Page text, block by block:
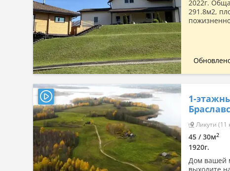
2022г.
291.8м2,
1-
Ликути (11
45 / 30м2
1920г.
Дом вашей